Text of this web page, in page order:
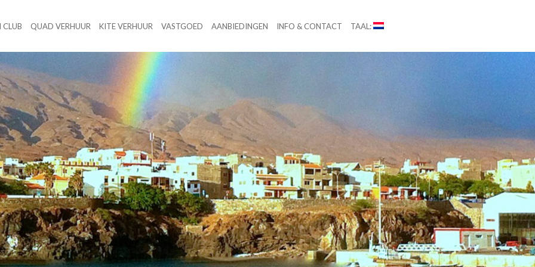
CLUB QUAD VERHUUR KITE VERHUUR VASTGOED AANBIEDINGEN INFO & CONTACT TAAL: